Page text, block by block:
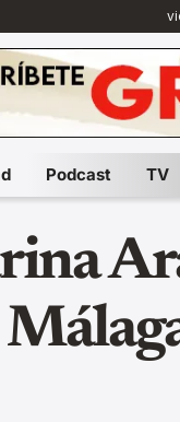
Podcast TV